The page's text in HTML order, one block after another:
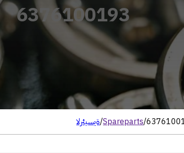
6376100193
الرئيسية/Spareparts/